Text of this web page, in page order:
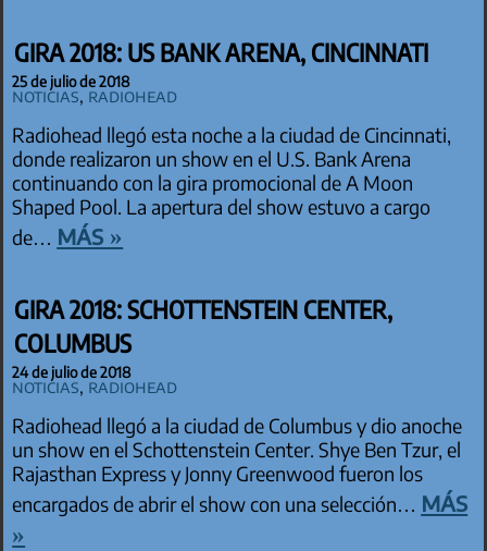
GIRA 2018: US BANK ARENA, CINCINNATI
25 de julio de 2018
Noticias, Radiohead
Radiohead llegó esta noche a la ciudad de Cincinnati,
donde realizaron un show en el U.S. Bank Arena
continuando con la gira promocional de A Moon
Shaped Pool. La apertura del show estuvo a cargo
de… más »
GIRA 2018: SCHOTTENSTEIN CENTER,
COLUMBUS
24 de julio de 2018
Noticias, Radiohead
Radiohead llegó a la ciudad de Columbus y dio anoche
un show en el Schottenstein Center. Shye Ben Tzur, el
Rajasthan Express y Jonny Greenwood fueron los
encargados de abrir el show con una selección… más
»